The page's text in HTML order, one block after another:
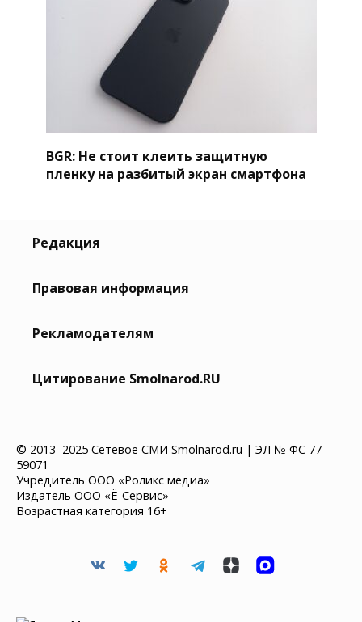
BGR: Не стоит клеить защитную
пленку на разбитый экран смартфона
Редакция
Правовая информация
Рекламодателям
Цитирование Smolnarod.RU
© 2013–2025 Сетевое СМИ Smolnarod.ru | ЭЛ № ФС 77 –
59071
Учредитель ООО «Роликс медиа»
Издатель ООО «Ё-Сервис»
Возрастная категория 16+